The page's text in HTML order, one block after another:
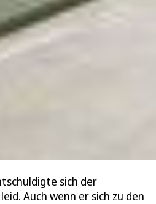
sich der
Auch wenn er sich zu den